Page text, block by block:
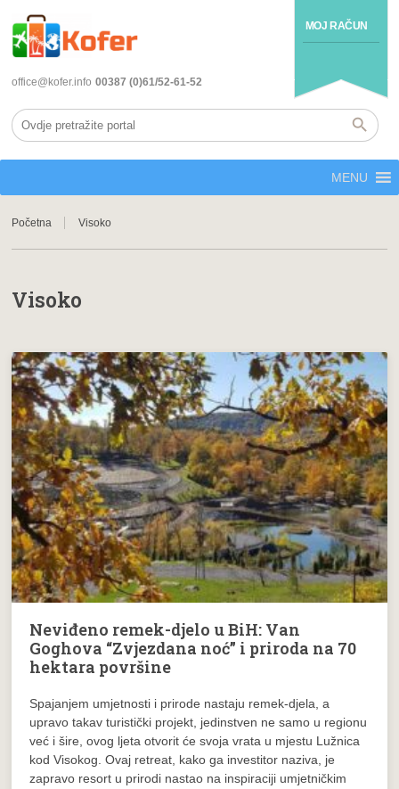
MOJ RAČUN
office@kofer.info 00387 (0)61/52-61-52
MENU
Početna Visoko
Visoko
Neviđeno remek-djelo u BiH: Van
Goghova “Zvjezdana noć” i priroda na 70
hektara površine
Spajanjem umjetnosti i prirode nastaju remek-djela, a
upravo takav turistički projekt, jedinstven ne samo u regionu
već i šire, ovog ljeta otvorit će svoja vrata u mjestu Lužnica
kod Visokog. Ovaj retreat, kako ga investitor naziva, je
zapravo resort u prirodi nastao na inspiraciji umjetničkim